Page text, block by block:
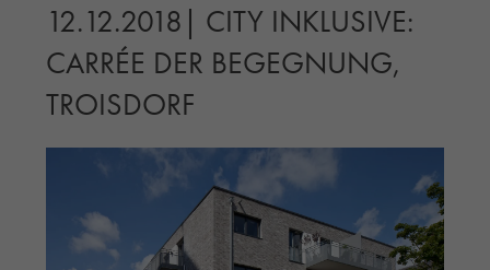
KIRCHEN
MEHRFAMILIENHÄUSER
MUSEEN
EINFAMILIENHÄUSER
BILDUNG & FORSCHUNG
PRODUKTE
RIEMCHENKOLLEKTIONEN TONWERK
ALLGEMEINE RIEMCHENKOLLEKTIONEN
12.12.2018| CITY INKLUSIVE:
CARRÉE DER BEGEGNUNG,
TROISDORF